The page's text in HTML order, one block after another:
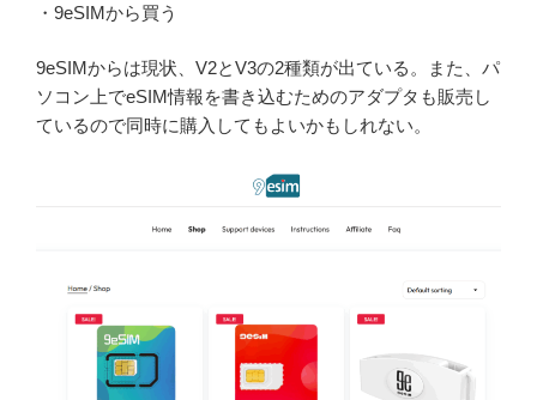
・9eSIMから買う
9eSIMからは現状、V2とV3の2種類が出ている。また、パ
ソコン上でeSIM情報を書き込むためのアダプタも販売し
ているので同時に購入してもよいかもしれない。